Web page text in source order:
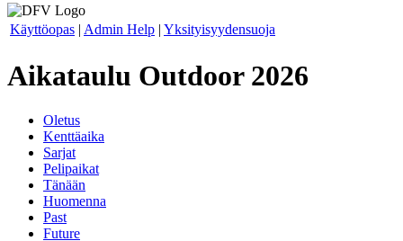
Käyttöopas | Admin Help | Yksityisyydensuoja
Aikataulu Outdoor 2026
Oletus
Kenttäaika
Sarjat
Pelipaikat
Tänään
Huomenna
Past
Future